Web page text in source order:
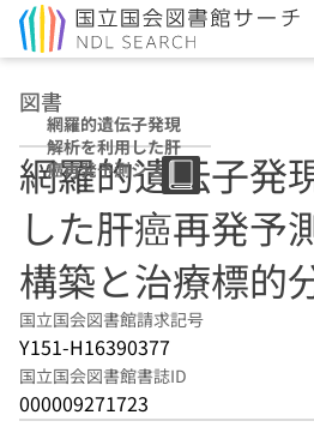
図書
網羅的遺伝子発現
解析を利用した肝
癌再発予測システ
ムの構築と治療標
的分子の同定
網羅的遺伝子発
した肝癌再発予
構築と治療標的
国立国会図書館請求記号
Y151-H16390377
国立国会図書館書誌ID
000009271723